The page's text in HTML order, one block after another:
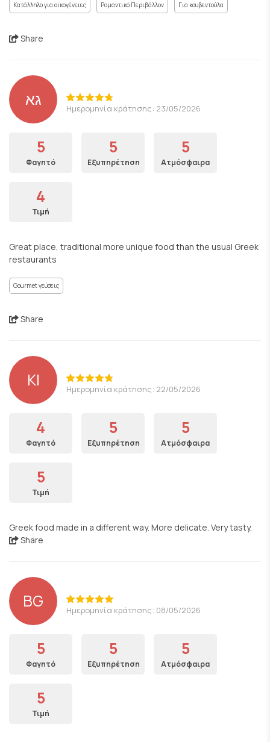
Κατάλληλο για οικογένειες Ρομαντικό Περιβάλλον Για κουβεντούλα
Share
גא Ημερομηνία κράτησης: 23/05/2026
5
Φαγητό
5
Εξυπηρέτηση
5
Ατμόσφαιρα
4
Τιμή
Great place, traditional more unique food than the usual Greek
restaurants
Gourmet γεύσεις
Share
KI Ημερομηνία κράτησης: 22/05/2026
4
Φαγητό
5
Εξυπηρέτηση
5
Ατμόσφαιρα
5
Τιμή
Greek food made in a different way. More delicate. Very tasty.
Share
BG Ημερομηνία κράτησης: 08/05/2026
5
Φαγητό
5
Εξυπηρέτηση
5
Ατμόσφαιρα
5
Τιμή